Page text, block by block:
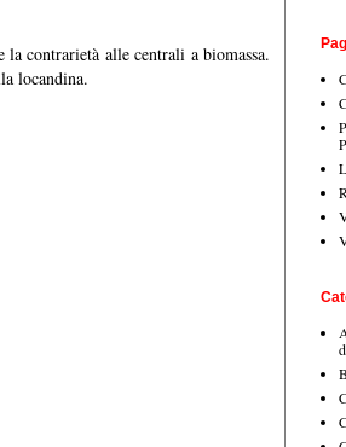
contrarietà alle centrali a biomassa.
locandina.